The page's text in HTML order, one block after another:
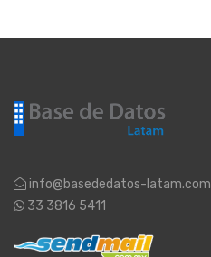
info@basededatos-latam.com
33 3816 5411